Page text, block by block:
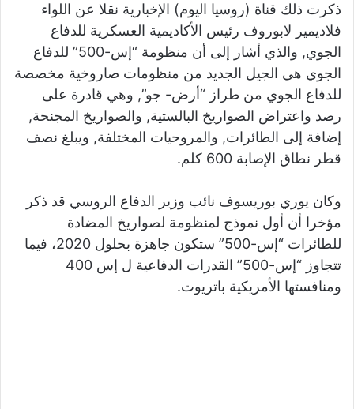
ذكرت ذلك قناة (روسيا اليوم) الإخبارية نقلا عن اللواء
فلاديمير لابوروف رئيس الأكاديمية العسكرية للدفاع
الجوي, والذي أشار إلى أن منظومة “إس-500” للدفاع
الجوي هي الجيل الجديد من منظومات صاروخية مخصصة
للدفاع الجوي من طراز “أرض- جو”, وهي قادرة على
رصد واعتراض الصواريخ البالستية, والصواريخ المجنحة,
إضافة إلى الطائرات, والمروحيات المختلفة, ويبلغ نصف
قطر نطاق الإصابة 600 كلم.
وكان يوري بوريسوف نائب وزير الدفاع الروسي قد ذكر
مؤخرا أن أول نموذج لمنظومة لصواريخ المضادة
للطائرات “إس-500” ستكون جاهزة بحلول 2020، فيما
تتجاوز “إس-500” القدرات الدفاعية ل إس 400
ومنافستها الأمريكية باتريوت.